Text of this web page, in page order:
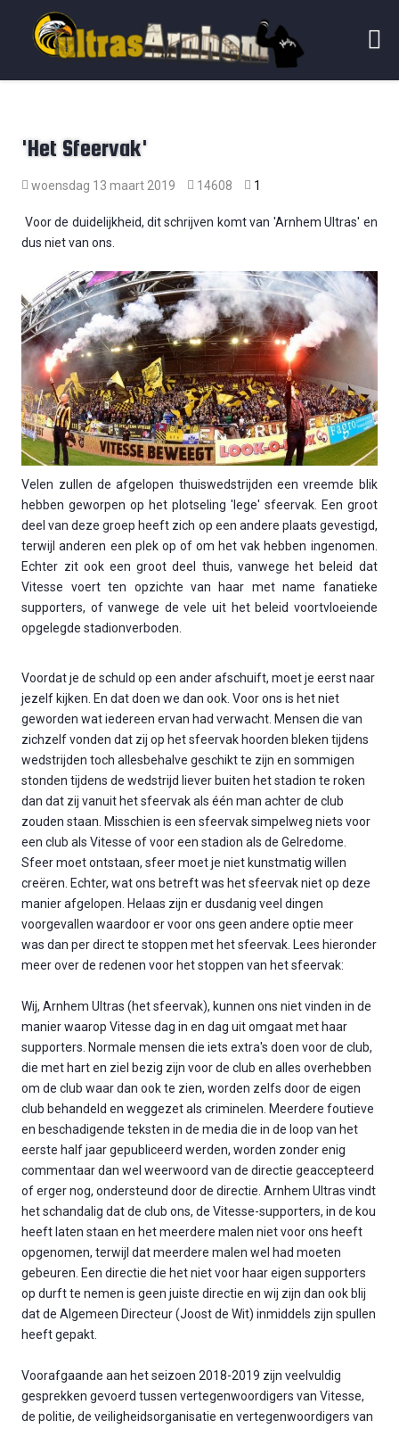
'Het Sfeervak'
woensdag 13 maart 2019 14608 1
Voor de duidelijkheid, dit schrijven komt van 'Arnhem Ultras' en
dus niet van ons.
Velen zullen de afgelopen thuiswedstrijden een vreemde blik
hebben geworpen op het plotseling 'lege' sfeervak. Een groot
deel van deze groep heeft zich op een andere plaats gevestigd,
terwijl anderen een plek op of om het vak hebben ingenomen.
Echter zit ook een groot deel thuis, vanwege het beleid dat
Vitesse voert ten opzichte van haar met name fanatieke
supporters, of vanwege de vele uit het beleid voortvloeiende
opgelegde stadionverboden.
Voordat je de schuld op een ander afschuift, moet je eerst naar
jezelf kijken. En dat doen we dan ook. Voor ons is het niet
geworden wat iedereen ervan had verwacht. Mensen die van
zichzelf vonden dat zij op het sfeervak hoorden bleken tijdens
wedstrijden toch allesbehalve geschikt te zijn en sommigen
stonden tijdens de wedstrijd liever buiten het stadion te roken
dan dat zij vanuit het sfeervak als één man achter de club
zouden staan. Misschien is een sfeervak simpelweg niets voor
een club als Vitesse of voor een stadion als de Gelredome.
Sfeer moet ontstaan, sfeer moet je niet kunstmatig willen
creëren. Echter, wat ons betreft was het sfeervak niet op deze
manier afgelopen. Helaas zijn er dusdanig veel dingen
voorgevallen waardoor er voor ons geen andere optie meer
was dan per direct te stoppen met het sfeervak. Lees hieronder
meer over de redenen voor het stoppen van het sfeervak:
Wij, Arnhem Ultras (het sfeervak), kunnen ons niet vinden in de
manier waarop Vitesse dag in en dag uit omgaat met haar
supporters. Normale mensen die iets extra's doen voor de club,
die met hart en ziel bezig zijn voor de club en alles overhebben
om de club waar dan ook te zien, worden zelfs door de eigen
club behandeld en weggezet als criminelen. Meerdere foutieve
en beschadigende teksten in de media die in de loop van het
eerste half jaar gepubliceerd werden, worden zonder enig
commentaar dan wel weerwoord van de directie geaccepteerd
of erger nog, ondersteund door de directie. Arnhem Ultras vindt
het schandalig dat de club ons, de Vitesse-supporters, in de kou
heeft laten staan en het meerdere malen niet voor ons heeft
opgenomen, terwijl dat meerdere malen wel had moeten
gebeuren. Een directie die het niet voor haar eigen supporters
op durft te nemen is geen juiste directie en wij zijn dan ook blij
dat de Algemeen Directeur (Joost de Wit) inmiddels zijn spullen
heeft gepakt.
Voorafgaande aan het seizoen 2018-2019 zijn veelvuldig
gesprekken gevoerd tussen vertegenwoordigers van Vitesse,
de politie, de veiligheidsorganisatie en vertegenwoordigers van